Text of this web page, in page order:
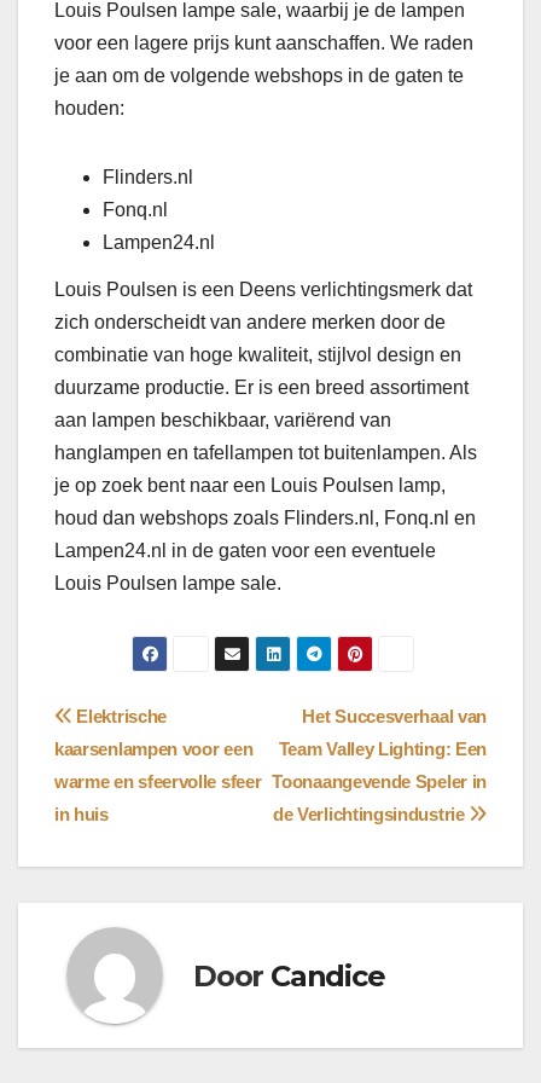
Louis Poulsen lampe sale, waarbij je de lampen
voor een lagere prijs kunt aanschaffen. We raden
je aan om de volgende webshops in de gaten te
houden:
Flinders.nl
Fonq.nl
Lampen24.nl
Louis Poulsen is een Deens verlichtingsmerk dat
zich onderscheidt van andere merken door de
combinatie van hoge kwaliteit, stijlvol design en
duurzame productie. Er is een breed assortiment
aan lampen beschikbaar, variërend van
hanglampen en tafellampen tot buitenlampen. Als
je op zoek bent naar een Louis Poulsen lamp,
houd dan webshops zoals Flinders.nl, Fonq.nl en
Lampen24.nl in de gaten voor een eventuele
Louis Poulsen lampe sale.
Bericht
navigatie
Het Succesverhaal van
Team Valley Lighting: Een
Toonaangevende Speler in
de Verlichtingsindustrie
Elektrische
kaarsenlampen voor een
warme en sfeervolle sfeer
in huis
Door Candice